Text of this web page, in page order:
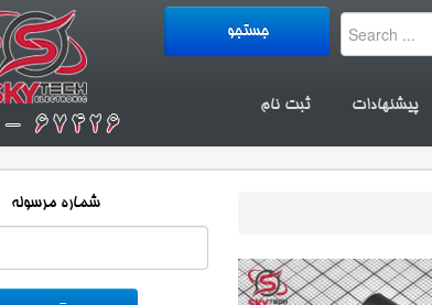
پیشنهادات ثبت نام
شماره مرسوله